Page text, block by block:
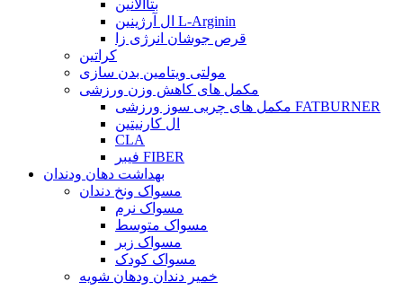
بتاآلانین
ال آرژینین L-Arginin
قرص جوشان انرژی زا
کراتین
مولتی ویتامین بدن سازی
مکمل های کاهش وزن ورزشی
مکمل های چربی سوز ورزشی FATBURNER
ال کارنیتین
CLA
فیبر FIBER
بهداشت دهان ودندان
مسواک ونخ دندان
مسواک نرم
مسواک متوسط
مسواک زبر
مسواک کودک
خمیر دندان ودهان شویه